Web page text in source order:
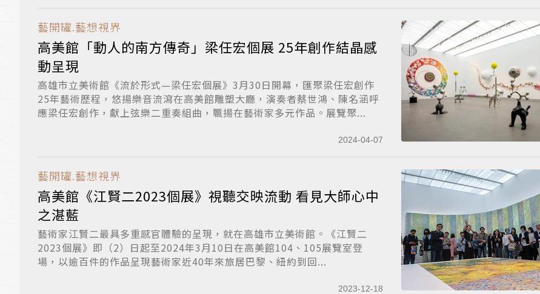
藝開罐.藝想視界
高美館「動人的南方傳奇」梁任宏個展 25年創作結晶感
動呈現
高雄市立美術館《流於形式—梁任宏個展》3月30日開幕，匯聚梁任宏創作
25年藝術歷程，悠揚樂音流瀉在高美館雕塑大廳，演奏者蔡世鴻、陳名涵呼
應梁任宏創作，獻上弦樂二重奏組曲，飄揚在藝術家多元作品。展覽聚...
2024-04-07
藝開罐.藝想視界
高美館《江賢二2023個展》視聽交映流動 看見大師心中
之湛藍
藝術家江賢二最具多重感官體驗的呈現，就在高雄市立美術館。《江賢二
2023個展》即（2）日起至2024年3月10日在高美館104、105展覽室登
場，以逾百件的作品呈現藝術家近40年來旅居巴黎、紐約到回...
2023-12-18